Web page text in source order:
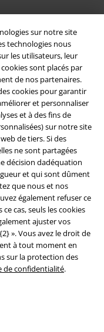
sur notre site
technologies nous
les utilisateurs, leur
sont placés par
de nos partenaires.
cookies pour garantir
et personnaliser
et à des fins de
sur notre site
de tiers. Si des
ne sont partagées
décision dadéquation
et qui sont dûment
que nous et nos
également refuser ce
cas, seuls les cookies
ajuster vos
». Vous avez le droit de
à tout moment en
sur la protection des
de confidentialité.